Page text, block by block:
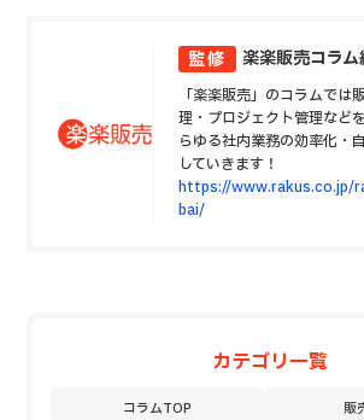
監修 楽楽販売コラ
「楽楽販売」のコラムでは
理・プロジェクト管理など
らゆる社内業務の効率化・
していきます！
https://www.rakus.co.jp/
bai/
カテゴリ一覧
コラムTOP
販